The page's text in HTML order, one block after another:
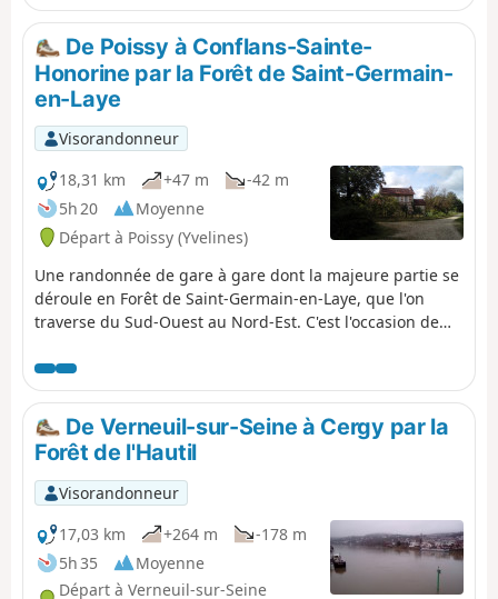
De Poissy à Conflans-Sainte-
Honorine par la Forêt de Saint-Germain-
en-Laye
Visorandonneur
18,31 km
+47 m
-42 m
5h 20
Moyenne
Départ à Poissy (Yvelines)
Une randonnée de gare à gare dont la majeure partie se
déroule en Forêt de Saint-Germain-en-Laye, que l'on
traverse du Sud-Ouest au Nord-Est. C'est l'occasion de
croiser deux croix anciennes et deux oratoires.
L'itinéraire s'achève sous le signe de l'eau, au confluent
de la Seine et de l'Oise.
De Verneuil-sur-Seine à Cergy par la
Forêt de l'Hautil
Visorandonneur
17,03 km
+264 m
-178 m
5h 35
Moyenne
Départ à Verneuil-sur-Seine